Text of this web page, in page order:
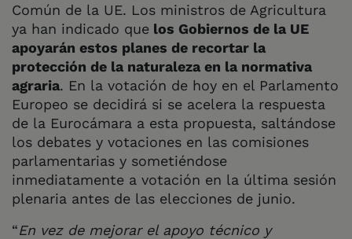
Común de la UE. Los ministros de Agricultura
ya han indicado que los Gobiernos de la UE
apoyarán estos planes de recortar la
protección de la naturaleza en la normativa
agraria. En la votación de hoy en el Parlamento
Europeo se decidirá si se acelera la respuesta
de la Eurocámara a esta propuesta, saltándose
los debates y votaciones en las comisiones
parlamentarias y sometiéndose
inmediatamente a votación en la última sesión
plenaria antes de las elecciones de junio.
“En vez de mejorar el apoyo técnico y